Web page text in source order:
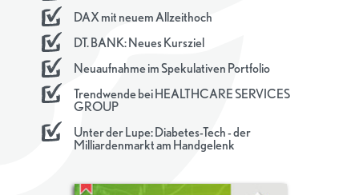
DAX mit neuem Allzeithoch
DT. BANK: Neues Kursziel
Neuaufnahme im Spekulativen Portfolio
Trendwende bei HEALTHCARE SERVICES
GROUP
Unter der Lupe: Diabetes-Tech - der
Milliardenmarkt am Handgelenk